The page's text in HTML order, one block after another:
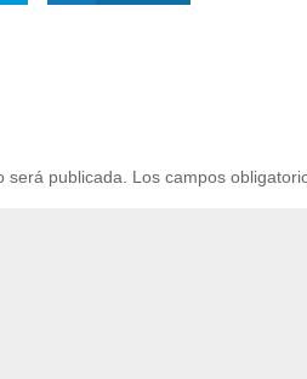
será publicada. Los campos